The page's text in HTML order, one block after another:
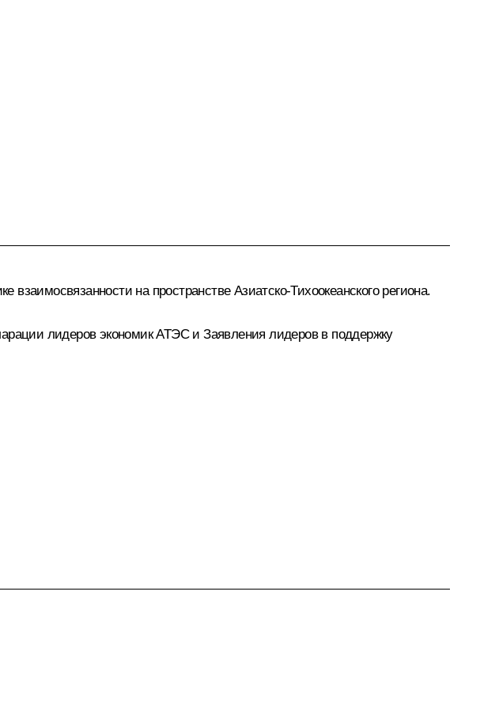
на пространстве Азиатско-Тихоокеанского региона.
лидеров экономикАТЭСи Заявления лидеров в поддержку